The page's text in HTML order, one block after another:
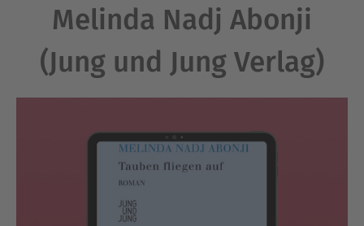
Melinda Nadj Abonji
(Jung und Jung Verlag)